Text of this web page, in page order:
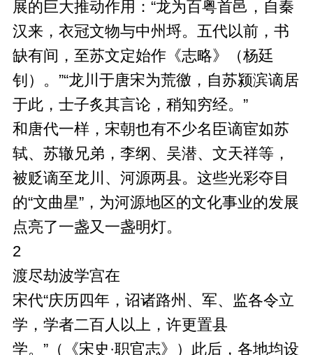
展的巨大推动作用：“龙为百粤首邑，自秦
汉来，衣冠文物与中州埒。五代以前，书
缺有间，至苏文定始作《志略》（杨廷
钊）。”“龙川于唐宋为荒徼，自苏颍滨谪居
于此，士子炙其言论，稍知穷经。”
和唐代一样，宋朝也有不少名臣谪宦如苏
轼、苏辙兄弟，李纲、吴潜、文天祥等，
被贬谪至龙川、河源两县。这些光彩夺目
的“文曲星”，为河源地区的文化事业的发展
点亮了一盏又一盏明灯。
2
渡尽劫波学宫在
宋代“庆历四年，诏诸路州、军、监各令立
学，学者二百人以上，许更置县
学。”（《宋史·职官志》）此后，各地均设